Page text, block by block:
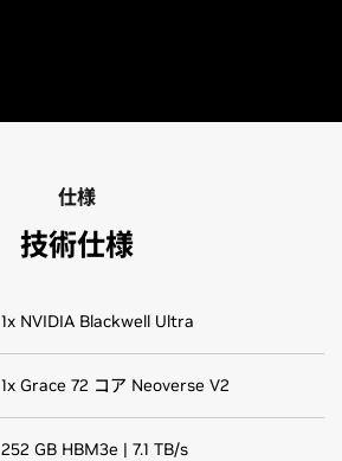
仕様
技術仕様
1x NVIDIA Blackwell Ultra
1x Grace 72 コア Neoverse V2
252 GB HBM3e | 7.1 TB/s